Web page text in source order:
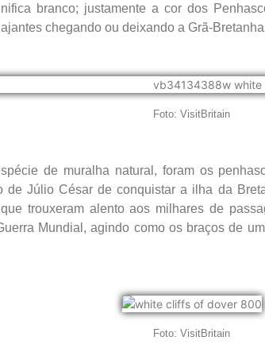
branco; justamente a cor dos
chegando ou deixando a Grã-
Foto: VisitBritain
de muralha natural, foram os
de Júlio César de conquistar a ilha da
trouxeram alento aos milhares de
Mundial, agindo como os braços de
Foto: VisitBritain